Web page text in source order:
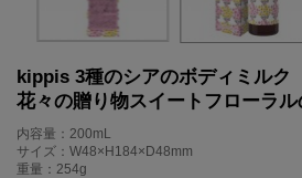
kippis 3種のシアのボディミルク
花々の贈り物スイートフローラル
内容量：200mL
サイズ：W48×H184×D48mm
重量：254g